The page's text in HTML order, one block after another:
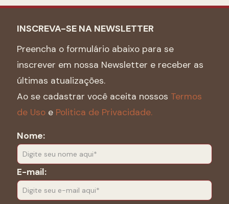
INSCREVA-SE NA NEWSLETTER
Preencha o formulário abaixo para se
inscrever em nossa Newsletter e receber as
últimas atualizações.
Ao se cadastrar você aceita nossos Termos
de Uso e Politica de Privacidade.
Nome:
E-mail: